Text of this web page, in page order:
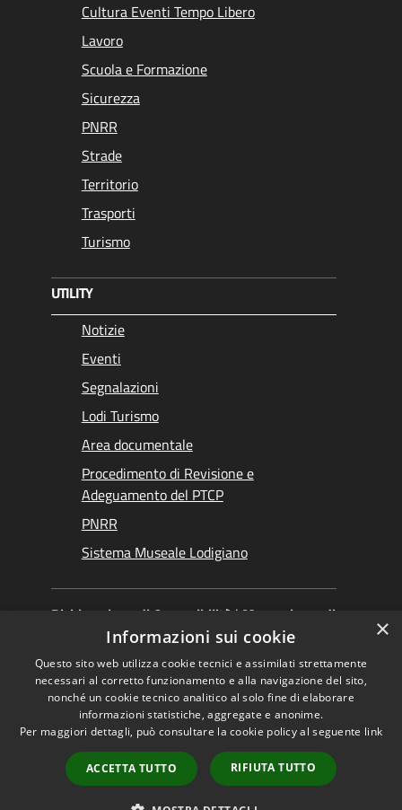
Cultura Eventi Tempo Libero
Lavoro
Scuola e Formazione
Sicurezza
PNRR
Strade
Territorio
Trasporti
Turismo
UTILITY
Notizie
Eventi
Segnalazioni
Lodi Turismo
Area documentale
Procedimento di Revisione e
Adeguamento del PTCP
PNRR
Sistema Museale Lodigiano
Dichiarazione di Accessibilità | Meccanismo di
Feedback|Obiettivi accessibilità
RSS
Accessibilità
Privacy
Cookie
Copyright © 2026 •
Provincia di Lodi •
Powered by
Municipium•
×
Informazioni sui cookie
Questo sito web utilizza cookie tecnici e assimilati strettamente
necessari al corretto funzionamento e alla navigazione del sito,
nonché un cookie tecnico analitico al solo fine di elaborare
informazioni statistiche, aggregate e anonime.
Per maggiori dettagli, può consultare la cookie policy al seguente link
ACCETTA TUTTO RIFIUTA TUTTO